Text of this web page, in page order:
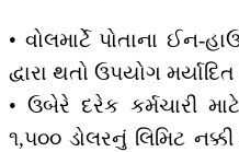
• વોલમાર્ટે પોતાના ઈન-
દ્વારા થતો ઉપયોગ
• ઉબેરે દરેક કર્મચારી
૧,૫૦૦ ડોલરનું લિમિટ